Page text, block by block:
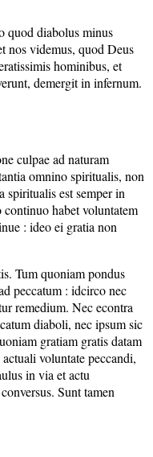
quod diabolus minus
nos videmus, quod Deus
hominibus, et
demergit in infernum.
culpae ad naturam
omnino spiritualis, non
spiritualis est semper in
habet voluntatem
: ideo ei gratia non
Tum quoniam pondus
peccatum : idcirco nec
remedium. Nec econtra
diaboli, nec ipsum sic
gratiam gratis datam
voluntate peccandi,
in via et actu
Sunt tamen